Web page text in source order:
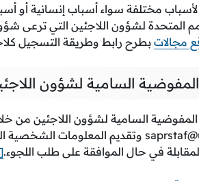
لأسباب مختلفة سواء أسباب إنسانية أو
المتحدة لشؤون اللاجئين التي ترعى
مجالات بطرح رابط وطريقة التسجيل
السامية لشؤون
السامية لشؤون اللاجئين من
وتقديم المعلومات الشخصية
في حال الموافقة على طلب اللجوء.[1]